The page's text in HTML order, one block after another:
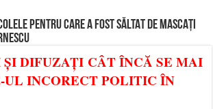
PENTRU CARE A FOST SĂLTAT DE MASCAȚI
ȘI DIFUZAȚI CÂT ÎNCĂ SE MAI
INCORECT POLITIC ÎN